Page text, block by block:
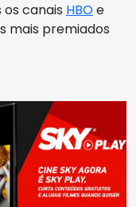
canais HBOe
mais premiados